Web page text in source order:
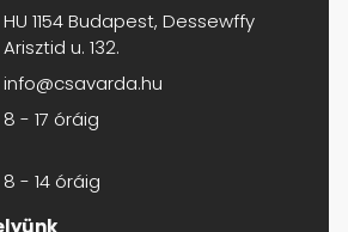
HU 1154 Budapest, Dessewffy
Arisztid u. 132.
info@csavarda.hu
8 - 17 óráig
8 - 14 óráig